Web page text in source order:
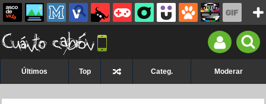
Últimos Top Categ. Moderar